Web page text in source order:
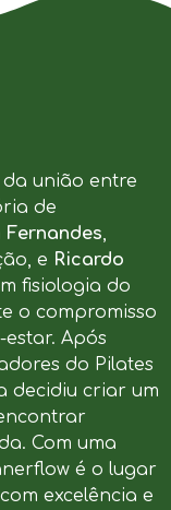
da união entre
de
Fernandes,
e Ricardo
fisiologia do
o compromisso
Após
do Pilates
decidiu criar um
Com uma
é o lugar
excelência e